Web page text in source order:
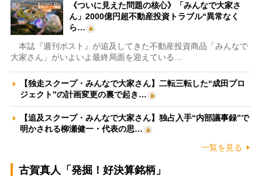
《ついに見えた問題の核心》「みんなで大家さ
ん」2000億円超不動産投資トラブル“異常なく
ら…
本誌『週刊ポスト』が追及してきた不動産投資商品「みんなで
大家さん」がいよいよ最終局面を迎えている…
【独走スクープ・みんなで大家さん】二転三転した“成田プロ
ジェクト”の計画変更の裏で起き…
【追及スクープ・みんなで大家さん】独占入手“内部議事録”で
明かされる柳瀬健一・代表の思…
一覧を見る
古賀真人「発掘！好決算銘柄」